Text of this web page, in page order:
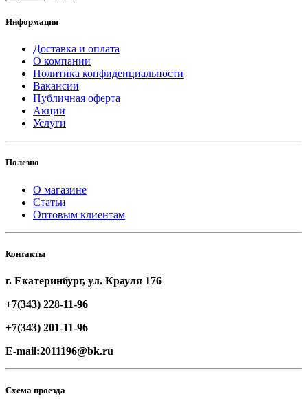
Информация
Доставка и оплата
О компании
Политика конфиденциальности
Вакансии
Публичная оферта
Акции
Услуги
Полезно
О магазине
Статьи
Оптовым клиентам
Контакты
г. Екатеринбург, ул. Крауля 176
+7(343) 228-11-96
+7(343) 201-11-96
E-mail:2011196@bk.ru
Схема проезда